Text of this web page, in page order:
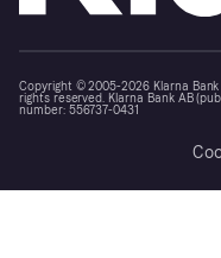
Copyright © 2005-2026 Klarna Bank
rights reserved. Klarna Bank AB
number: 556737-0431